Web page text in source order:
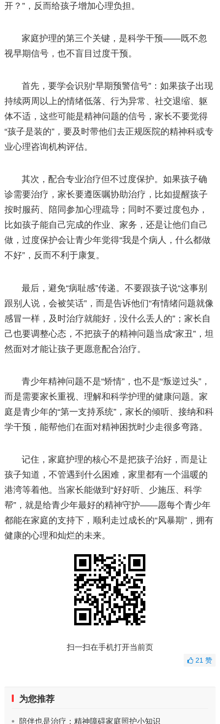
开？”，反而给孩子增加心理负担。
家庭护理的第三个关键，是科学干预——既不忽
视早期信号，也不盲目过度干预。
首先，要学会识别“早期预警信号”：如果孩子出现
持续两周以上的情绪低落、行为异常、社交退缩、躯
体不适，这些可能是精神问题的信号，家长不要觉得
“孩子是装的”，要及时带他们去正规医院的精神科或专
业心理咨询机构评估。
其次，配合专业治疗但不过度保护。如果孩子确
诊需要治疗，家长要遵医嘱协助治疗，比如提醒孩子
按时服药、陪同参加心理疏导；同时不要过度包办，
比如孩子能自己完成的作业、家务，还是让他们自己
做，过度保护会让青少年觉得“我是个病人，什么都做
不好”，反而不利于康复。
最后，避免“病耻感”传递。不要跟孩子说“这事别
跟别人说，会被笑话”，而是告诉他们“有情绪问题就像
感冒一样，及时治疗就能好，没什么丢人的”；家长自
己也要调整心态，不把孩子的精神问题当成“家丑”，坦
然面对才能让孩子更愿意配合治疗。
青少年精神问题不是“矫情”，也不是“叛逆过头”，
而是需要家长重视、理解和科学护理的健康问题。家
庭是青少年的“第一支持系统”，家长的倾听、接纳和科
学干预，能帮他们在面对精神困扰时少走很多弯路。
记住，家庭护理的核心不是把孩子治好，而是让
孩子知道，不管遇到什么困难，家里都有一个温暖的
港湾等着他。当家长能做到“好好听、少施压、科学
帮”，就是给青少年最好的精神守护——愿每个青少年
都能在家庭的支持下，顺利走过成长的“风暴期”，拥有
健康的心理和灿烂的未来。
扫一扫在手机打开当前页
21赞
为您推荐
陪伴也是治疗：精神障碍家庭照护小知识